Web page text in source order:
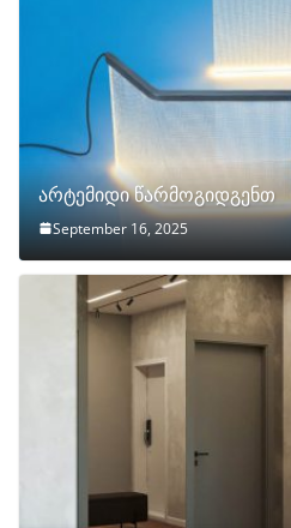
არტემიდი წარმოგიდგენთ
September 16, 2025